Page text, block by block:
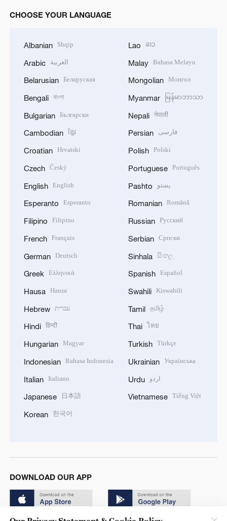
CHOOSE YOUR LANGUAGE
Albanian Shqip
Arabic العربية
Belarusian Беларуская
Bengali বাংলা
Bulgarian Български
Cambodian ខ្មែរ
Croatian Hrvatski
Czech Český
English English
Esperanto Esperanto
Filipino Filipino
French Français
German Deutsch
Greek Ελληνικά
Hausa Hausa
Hebrew עברית
Hindi हिन्दी
Hungarian Magyar
Indonesian Bahasa Indonesia
Italian Italiano
Japanese 日本語
Korean 한국어
Lao ລາວ
Malay Bahasa Melayu
Mongolian Монгол
Myanmar မြန်မာဘာသာ
Nepali नेपाली
Persian فارسی
Polish Polski
Portuguese Português
Pashto پښتو
Romanian Română
Russian Русский
Serbian Српски
Sinhala සිංහල
Spanish Español
Swahili Kiswahili
Tamil தமிழ்
Thai ไทย
Turkish Türkçe
Ukrainian Українська
Urdu اردو
Vietnamese Tiếng Việt
DOWNLOAD OUR APP